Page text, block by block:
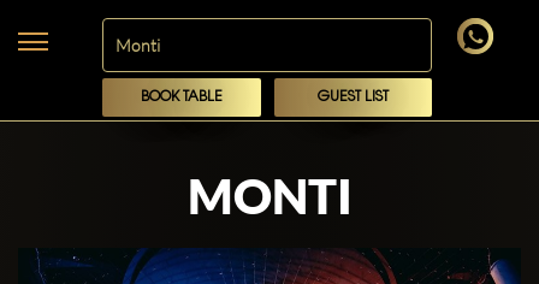
BOOK TABLE GUEST LIST
MONTI